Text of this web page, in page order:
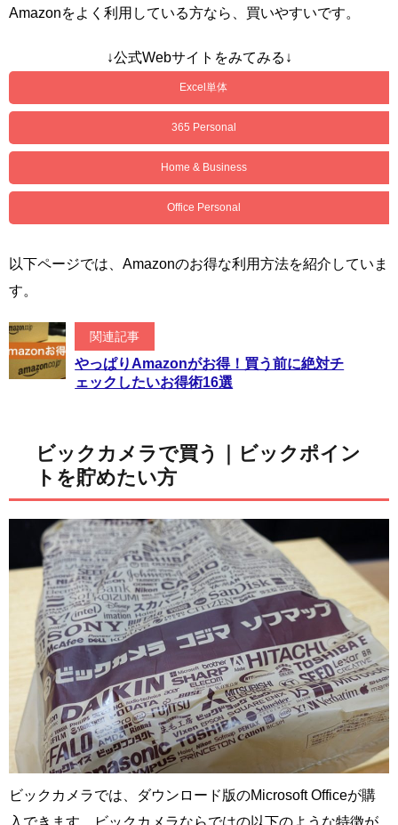
Amazonをよく利用している方なら、買いやすいです。
↓公式Webサイトをみてみる↓
Excel単体
365 Personal
Home & Business
Office Personal
以下ページでは、Amazonのお得な利用方法を紹介していま
す。
関連記事
やっぱりAmazonがお得！買う前に絶対チ
ェックしたいお得術16選
ビックカメラで買う｜ビックポイン
トを貯めたい方
ビックカメラでは、ダウンロード版のMicrosoft Officeが購
入できます。ビックカメラならではの以下のような特徴が